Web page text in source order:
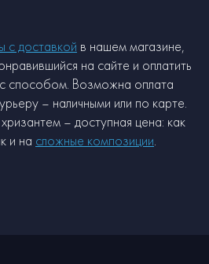
с доставкой в нашем магазине,
на сайте и оплатить
способом. Возможна оплата
– наличными или по карте.
– доступная цена: как
и на сложные композиции.